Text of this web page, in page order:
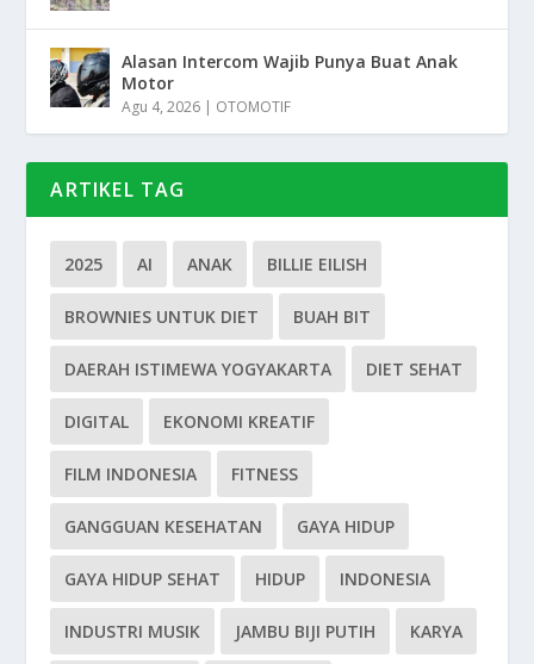
Alasan Intercom Wajib Punya Buat Anak
Motor
Agu 4, 2026 | OTOMOTIF
ARTIKEL TAG
2025 AI ANAK BILLIE EILISH
BROWNIES UNTUK DIET BUAH BIT
DAERAH ISTIMEWA YOGYAKARTA DIET SEHAT
DIGITAL EKONOMI KREATIF
FILM INDONESIA FITNESS
GANGGUAN KESEHATAN GAYA HIDUP
GAYA HIDUP SEHAT HIDUP INDONESIA
INDUSTRI MUSIK JAMBU BIJI PUTIH KARYA